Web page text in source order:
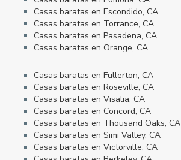
Casas baratas en Escondido, CA
Casas baratas en Torrance, CA
Casas baratas en Pasadena, CA
Casas baratas en Orange, CA
Casas baratas en Fullerton, CA
Casas baratas en Roseville, CA
Casas baratas en Visalia, CA
Casas baratas en Concord, CA
Casas baratas en Thousand Oaks, CA
Casas baratas en Simi Valley, CA
Casas baratas en Victorville, CA